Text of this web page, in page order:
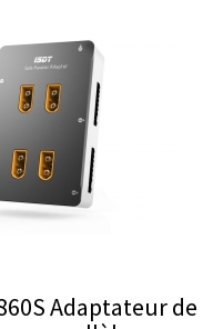
Adaptateur de